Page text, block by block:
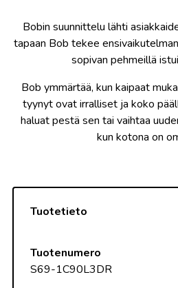
Bobin suunnittelu lähti
tapaan Bob tekee
sopivan pehmeillä
Bob ymmärtää, kun kaipaat
tyynyt ovat irralliset ja koko
haluat pestä sen tai vaihtaa
kun kotona on
Tuotetieto
Tuotenumero
S69-1C90L3DR